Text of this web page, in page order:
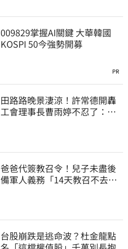
009829掌握AI關鍵 大華韓國
KOSPI 50今強勢開募
PR
田路路晚景淒涼！許常德開轟
工會理事長曹雨婷不忍了：別
爸爸代簽教召令！兒子未盡後
備軍人義務「14天教召不去」
台股崩跌是逃命波？杜金龍點